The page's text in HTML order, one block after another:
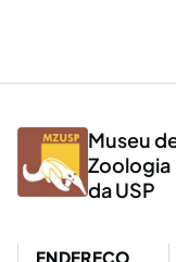
Museu
Zoologia
da USP
ENDEREÇO